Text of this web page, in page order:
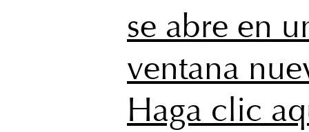
se abre en
ventana
Haga clic